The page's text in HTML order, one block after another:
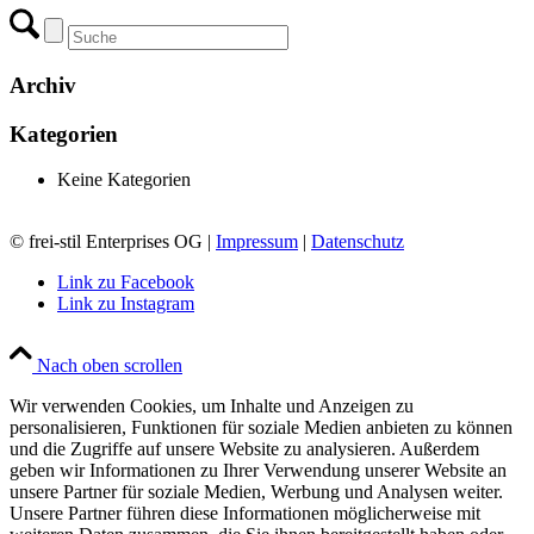
Archiv
Kategorien
Keine Kategorien
© frei-stil Enterprises OG | Impressum
Datenschutz
Link zu Facebook
Link zu Instagram
Nach oben scrollen
Wir verwenden Cookies, um Inhalte und Anzeigen zu
personalisieren, Funktionen für soziale Medien anbieten zu können
und die Zugriffe auf unsere Website zu analysieren. Außerdem
geben wir Informationen zu Ihrer Verwendung unserer Website an
unsere Partner für soziale Medien, Werbung und Analysen weiter.
Unsere Partner führen diese Informationen möglicherweise mit